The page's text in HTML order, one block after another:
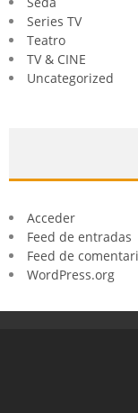
Series TV
Teatro
TV & CINE
Uncategorized
Acceder
Feed de entradas
Feed de
WordPress.org